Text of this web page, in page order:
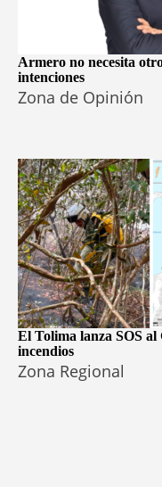
Armero no necesita
intenciones
Zona de Opinión
El Tolima lanza SOS
incendios
Zona Regional